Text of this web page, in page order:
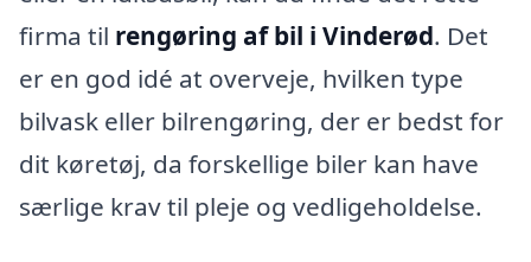
firma til rengøring af bil i Vinderød. Det
er en god idé at overveje, hvilken type
bilvask eller bilrengøring, der er bedst for
dit køretøj, da forskellige biler kan have
særlige krav til pleje og vedligeholdelse.